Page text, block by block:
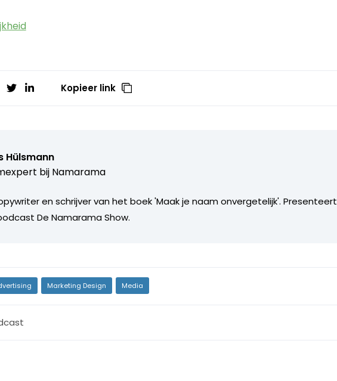
Kopieer link
Hülsmann
bij Namarama
en schrijver van het boek 'Maak je naam onvergetelijk'. Presenteert
De Namarama Show.
Marketing Design Media